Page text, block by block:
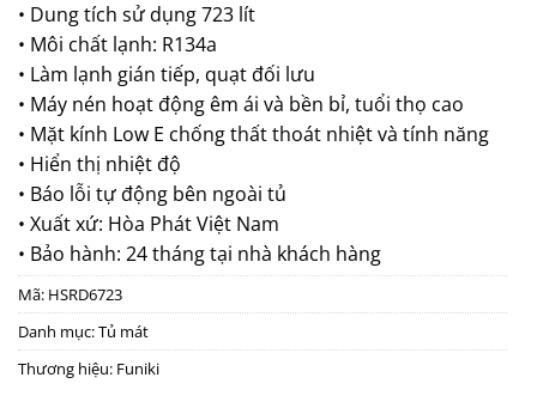
• Dung tích sử dụng 723 lít
• Môi chất lạnh: R134a
• Làm lạnh gián tiếp, quạt đối lưu
• Máy nén hoạt động êm ái và bền bỉ, tuổi thọ cao
• Mặt kính Low E chống thất thoát nhiệt và tính năng
• Hiển thị nhiệt độ
• Báo lỗi tự động bên ngoài tủ
• Xuất xứ: Hòa Phát Việt Nam
• Bảo hành: 24 tháng tại nhà khách hàng
Mã: HSRD6723
Danh mục:Tủ mát
Thương hiệu: Funiki